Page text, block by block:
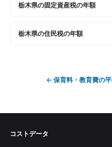
栃木県の固定資産税の年額
栃木県の住民税の年額
← 保育料・教育費の
コストデータ